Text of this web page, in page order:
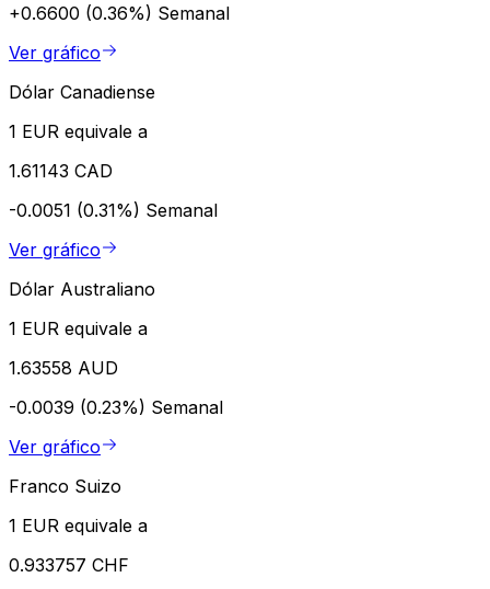
+0.6600 (0.36%) Semanal
Ver gráfico
Dólar Canadiense
1 EUR equivale a
1.61143 CAD
-0.0051 (0.31%) Semanal
Ver gráfico
Dólar Australiano
1 EUR equivale a
1.63558 AUD
-0.0039 (0.23%) Semanal
Ver gráfico
Franco Suizo
1 EUR equivale a
0.933757 CHF